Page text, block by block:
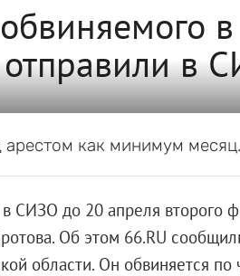
в
арестом как минимум месяц.
СИЗО до 20 апреля второго
Об этом 66.RU
области. Он обвиняется